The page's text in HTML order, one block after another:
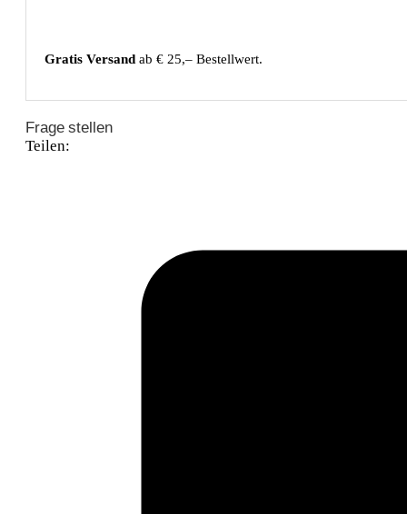
Gratis Versand ab € 25,– Bestellwert.
Frage stellen
Teilen: